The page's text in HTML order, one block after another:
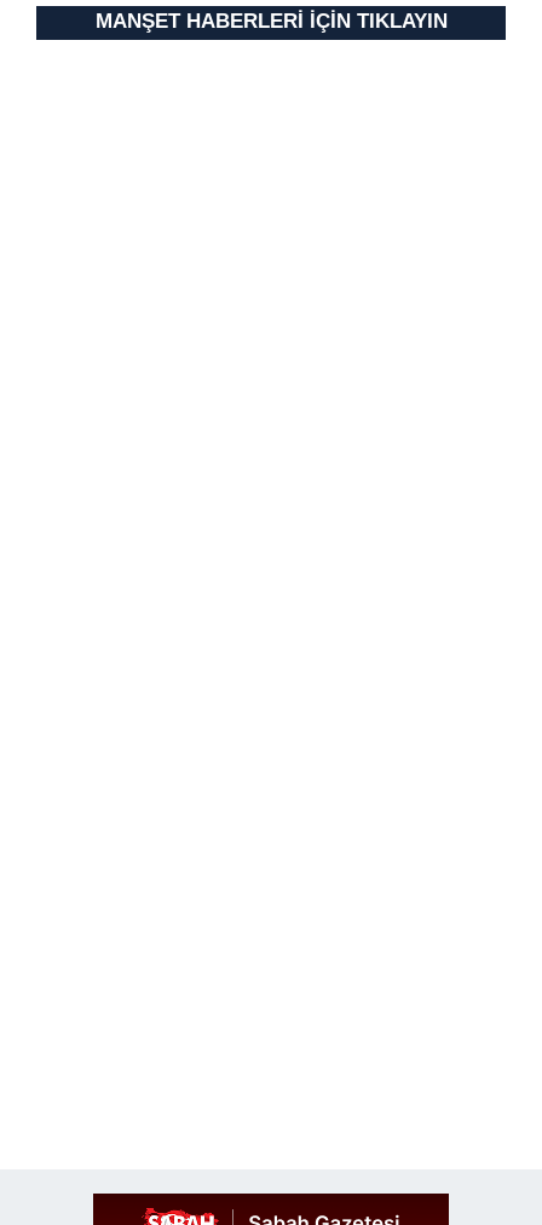
MANŞET HABERLERİ İÇİN TIKLAYIN